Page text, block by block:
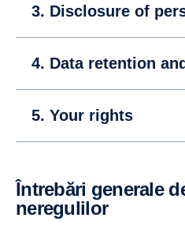
3. Disclosure of
4. Data retention
5. Your rights
Întrebări generale despre denunțarea
neregulilor